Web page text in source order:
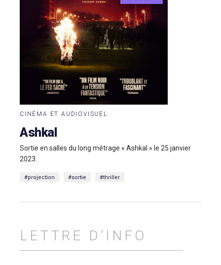
CINÉMA ET AUDIOVISUEL
Ashkal
Sortie en salles du long métrage « Ashkal » le 25 janvier
2023.
#projection #sortie #thriller
LETTRE D'INFO